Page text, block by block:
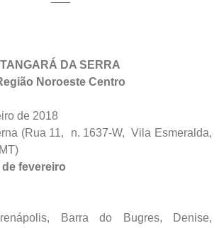
TANGARÁ DA SERRA
Noroeste Centro
de 2018
(Rua 11, n. 1637-W, Vila Esmeralda,
de fevereiro
Barra do Bugres, Denise,